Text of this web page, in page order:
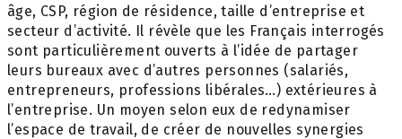
âge, CSP, région de résidence, taille d’entreprise et
secteur d’activité. Il révèle que les Français interrogés
sont particulièrement ouverts à l’idée de partager
leurs bureaux avec d’autres personnes (salariés,
entrepreneurs, professions libérales…) extérieures à
l’entreprise. Un moyen selon eux de redynamiser
l’espace de travail, de créer de nouvelles synergies